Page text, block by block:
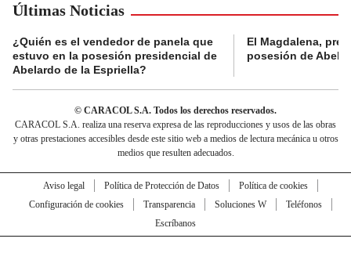
Últimas Noticias
¿Quién es el vendedor de panela que
estuvo en la posesión presidencial de
Abelardo de la Espriella?
El Magdalena,
posesión de
© CARACOL S.A. Todos los derechos reservados.
CARACOL S.A. realiza una reserva expresa de las reproducciones y usos de las obras
y otras prestaciones accesibles desde este sitio web a medios de lectura mecánica u otros
medios que resulten adecuados.
Aviso legal Política de Protección de Datos
Política de cookies
Configuración de cookies
Transparencia Soluciones W
Teléfonos
Escríbanos